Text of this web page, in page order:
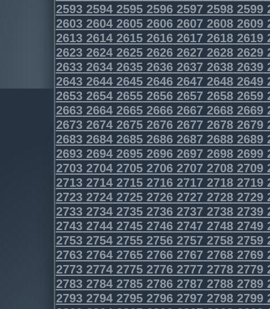
2593259425952596259725982599
2603260426052606260726082609
2613261426152616261726182619
2623262426252626262726282629
2633263426352636263726382639
2643264426452646264726482649
2653265426552656265726582659
2663266426652666266726682669
2673267426752676267726782679
2683268426852686268726882689
2693269426952696269726982699
2703270427052706270727082709
2713271427152716271727182719
2723272427252726272727282729
2733273427352736273727382739
2743274427452746274727482749
2753275427552756275727582759
2763276427652766276727682769
2773277427752776277727782779
2783278427852786278727882789
2793279427952796279727982799